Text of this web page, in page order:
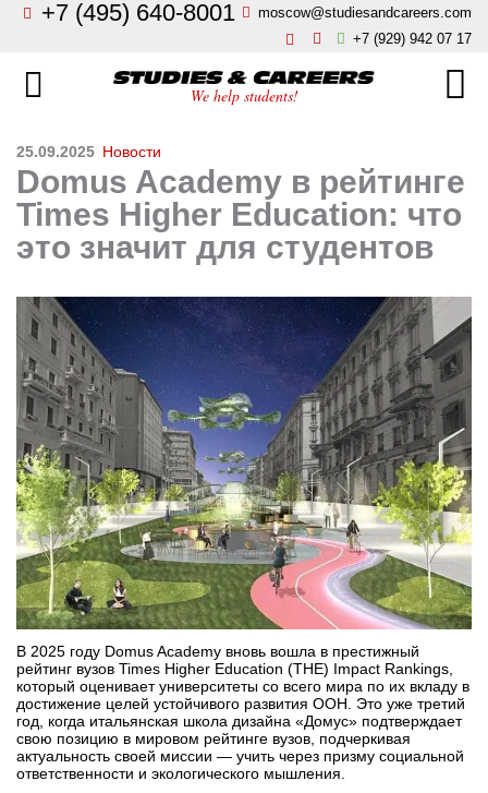
+7 (495) 640-8001
moscow@studiesandcareers.com
+7 (929) 942 07 17
We help students!
Бизнес, менеджмент, финансы
Искусство, мода, дизайн
Архитектура и инжиниринг
Языковые школы
Гостиничный бизнес, туризм
Кулинарное искусство
Бординговые школы
Другие направления
25.09.2025 Новости
Domus Academy в рейтинге
Times Higher Education: что
это значит для студентов
В 2025 году Domus Academy вновь вошла в престижный
рейтинг вузов Times Higher Education (THE) Impact Rankings,
который оценивает университеты со всего мира по их вкладу в
достижение целей устойчивого развития ООН. Это уже третий
год, когда итальянская школа дизайна «Домус» подтверждает
свою позицию в мировом рейтинге вузов, подчеркивая
актуальность своей миссии — учить через призму социальной
ответственности и экологического мышления.
Главная
Направления
О нас
Новости
Блог
Отзывы
Контакты